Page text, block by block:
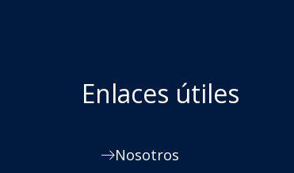
Enlaces útiles
Nosotros